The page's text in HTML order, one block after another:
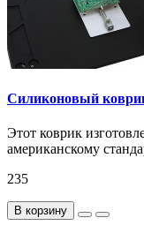
Силиконовый
Этот коврик
американскому
235
В корзину